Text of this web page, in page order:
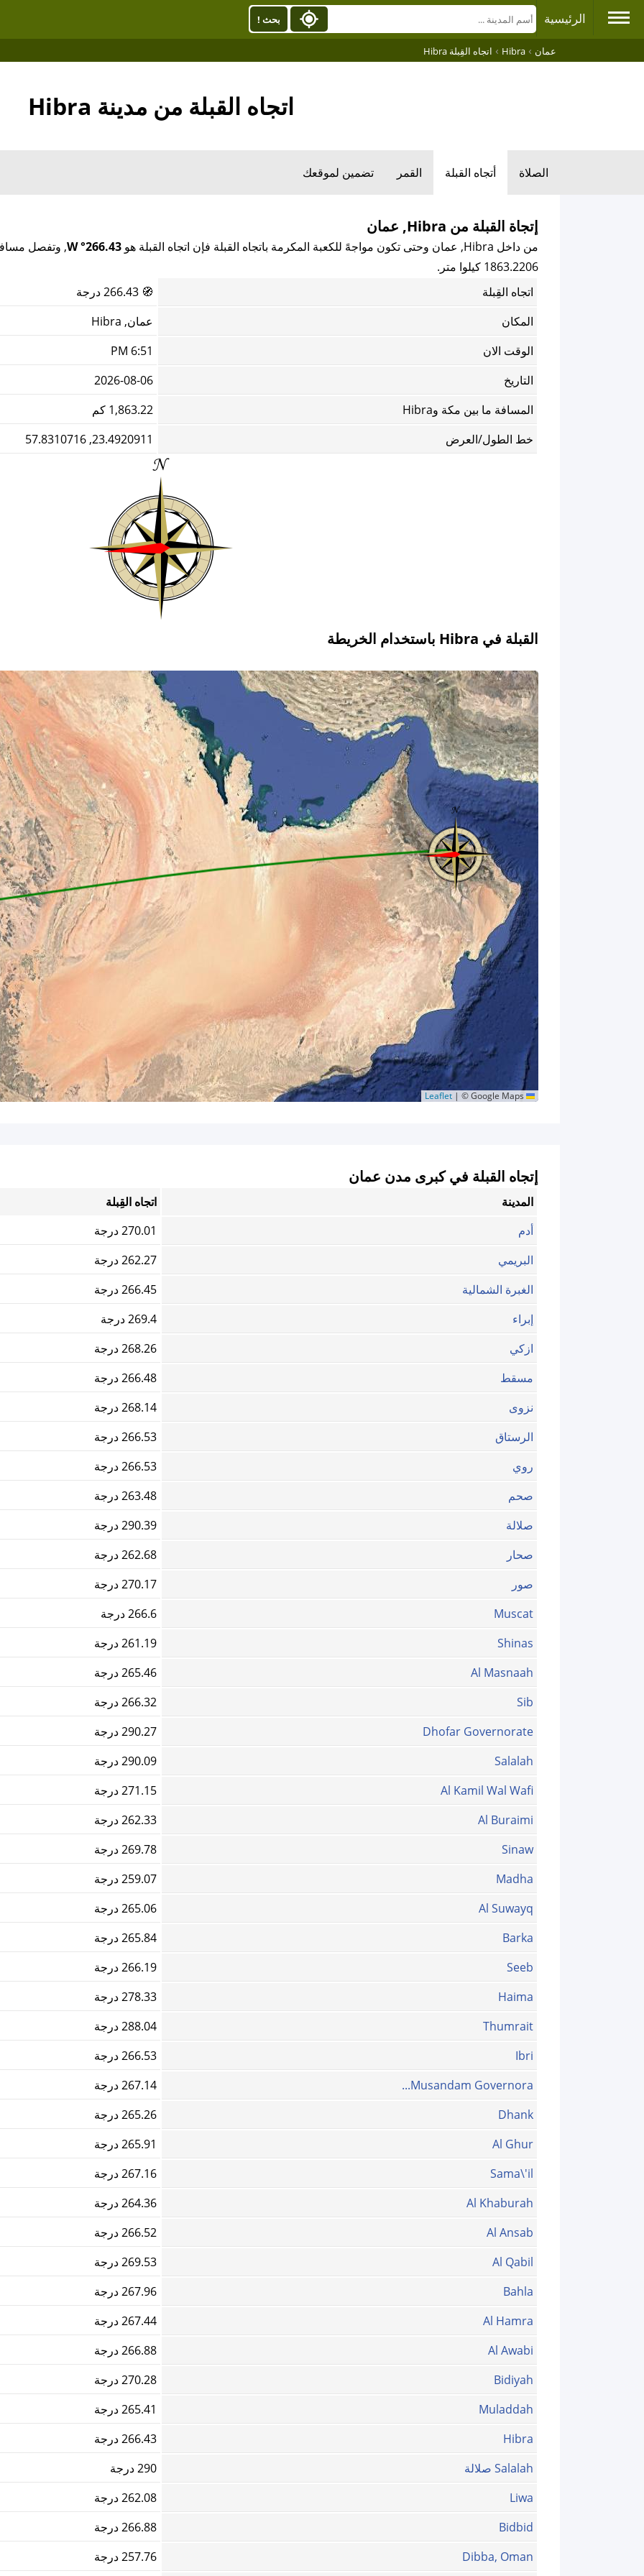
الرئيسية بحث !
عمان ›
Hibra
› اتجاه القِبلة Hibra
اتجاه القبلة من مدينة Hibra
الصلاة أتجاه القبلة القمر تضمين لموقعك
إتجاة القبلة من Hibra, عمان
من داخل Hibra, عمان وحتى تكون مواجهً للكعبة المكرمة باتجاه القبلة فإن اتجاه القبلة هو
266.43° W
1863.2206 كيلوا متر.
اتجاه القِبلة
🧭
المكان
عمان, Hibra
الوقت الان
6:51 PM
التاريخ
2026-08-06
المسافة ما بين مكة وHibra
1,863.22 كم
خط الطول/العرض
23.4920911, 57.8310716
القبلة في Hibra باستخدام الخريطة
| © Google Maps
إتجاه القبلة في كبرى مدن عمان
المدينة
اتجاه القِبلة
أدم
270.01 درجة
البريمي
262.27 درجة
الغبرة الشمالية
266.45 درجة
إبراء
269.4 درجة
ازكي
268.26 درجة
مسقط
266.48 درجة
نزوى
268.14 درجة
الرستاق
266.53 درجة
روي
266.53 درجة
صحم
263.48 درجة
صلالة
290.39 درجة
صحار
262.68 درجة
صور
270.17 درجة
Muscat
266.6 درجة
Shinas
261.19 درجة
Al Masnaah
265.46 درجة
Sib
266.32 درجة
Dhofar Governorate
290.27 درجة
Salalah
290.09 درجة
Al Kamil Wal Wafi
271.15 درجة
Al Buraimi
262.33 درجة
Sinaw
269.78 درجة
Madha
259.07 درجة
Al Suwayq
265.06 درجة
Barka
265.84 درجة
Seeb
266.19 درجة
Haima
278.33 درجة
Thumrait
288.04 درجة
Ibri
266.53 درجة
Musandam Governora...
267.14 درجة
Dhank
265.26 درجة
Al Ghur
265.91 درجة
Sama\'il
267.16 درجة
Al Khaburah
264.36 درجة
Al Ansab
266.52 درجة
Al Qabil
269.53 درجة
Bahla
267.96 درجة
Al Hamra
267.44 درجة
Al Awabi
266.88 درجة
Bidiyah
270.28 درجة
Muladdah
265.41 درجة
Hibra
266.43 درجة
Salalah صلالة
290 درجة
Liwa
262.08 درجة
Bidbid
266.88 درجة
Dibba, Oman
257.76 درجة